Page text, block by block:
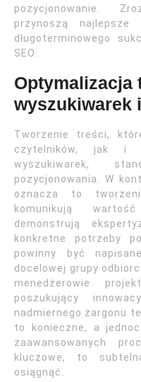
pozycjonowanie.
przynoszą
długoterminowego
SEO.
Optymalizacja
wyszukiwarek
Tworzenie treści,
czytelników, jak i
wyszukiwarek,
pozycjonowania. W
oznacza to
komunikują
demonstrują
konkretne potrzeby
powinny być
docelowej grupy
menedżerowie
poszukujący
nadmiernego żargonu
to konieczne, a
zaawansowanych
kluczowe, to
osiągnąć.